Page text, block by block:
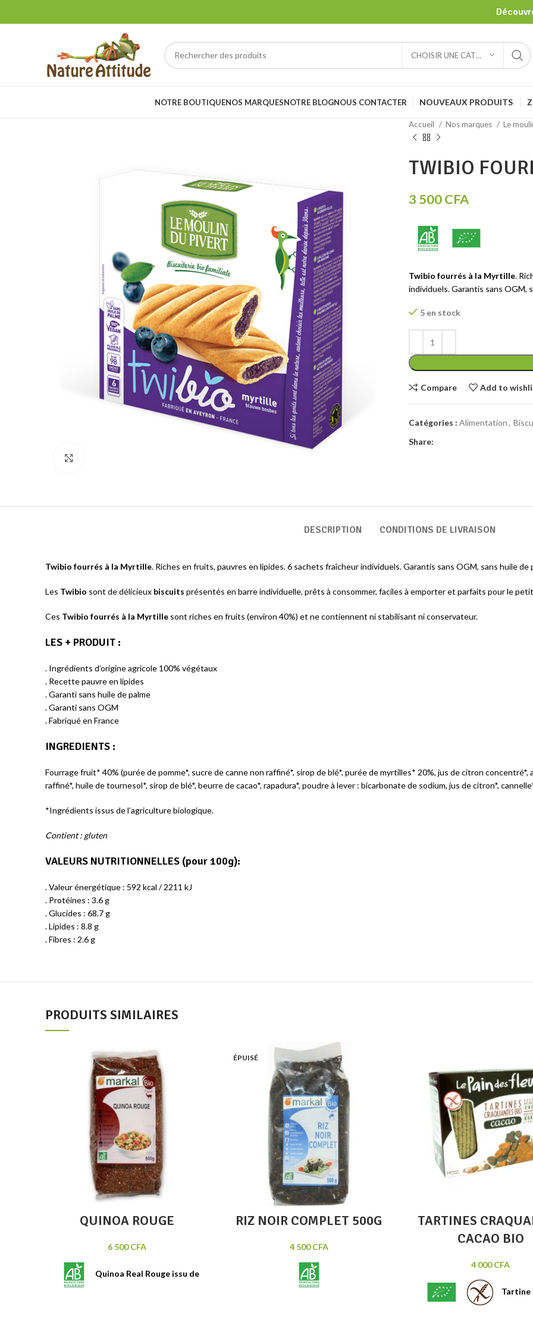
CHOISIR UNE CATÉGORIE
NOTRE BOUTIQUENOS MARQUESNOTRE BLOGNOUS CONTACTER NOUVEAUX PRODUITS
Accueil Nos marques Le
TWIBIO
3 500CFA
Twibio fourrés à la Myrtille.
individuels. Garantis sans OGM,
5 en stock
Compare Add to
Catégories : Alimentation,
Share:
DESCRIPTION CONDITIONS DE LIVRAISON
Twibio fourrés à la Myrtille. Riches en fruits, pauvres en lipides. 6 sachets fraîcheur individuels. Garantis sans OGM, sans huile de
Les Twibio sont de délicieux biscuits présentés en barre individuelle, prêts à consommer, faciles à emporter et parfaits pour le
Ces Twibio fourrés à la Myrtille sont riches en fruits (environ 40%) et ne contiennent ni stabilisant ni conservateur.
LES + PRODUIT :
. Ingrédients d’origine agricole 100% végétaux
. Recette pauvre en lipides
. Garanti sans huile de palme
. Garanti sans OGM
. Fabriqué en France
INGREDIENTS :
Fourrage fruit* 40% (purée de pomme*, sucre de canne non raffiné*, sirop de blé*, purée de myrtilles* 20%, jus de citron
raffiné*, huile de tournesol*, sirop de blé*, beurre de cacao*, rapadura*, poudre à lever : bicarbonate de sodium, jus de citron*,
*Ingrédients issus de l’agriculture biologique.
Contient : gluten
VALEURS NUTRITIONNELLES (pour 100g):
. Valeur énergétique : 592 kcal / 2211 kJ
. Protéines : 3.6 g
. Glucides : 68.7 g
. Lipides : 8.8 g
. Fibres : 2.6 g
PRODUITS SIMILAIRES
QUINOA ROUGE
6 500CFA
Quinoa Real Rouge issu de
Add to wishlist
Ajouter au panier
Quick view
ÉPUISÉ
RIZ NOIR COMPLET 500G
4 500CFA
Add to wishlist
Lire la suite
Quick view
TARTINES
CACAO BIO
4 000CFA
Tartine